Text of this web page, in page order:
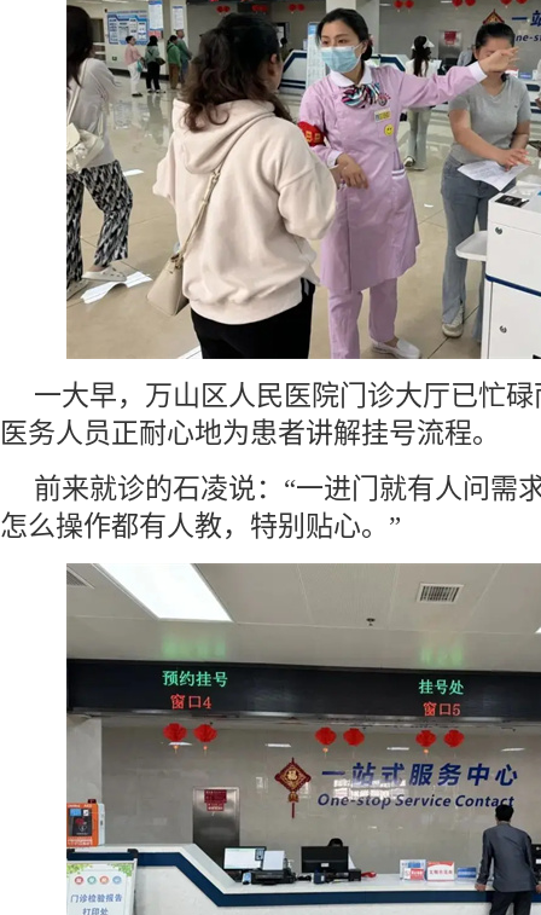
一大早，万山区人民医院门诊大厅已忙
医务人员正耐心地为患者讲解挂号流程。
前来就诊的石凌说：“一进门就有人问需
怎么操作都有人教，特别贴心。”